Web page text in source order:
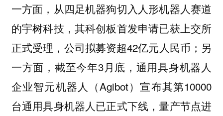
一方面，从四足机器狗切入人形机器人赛道
的宇树科技，其科创板首发申请已获上交所
正式受理，公司拟募资超42亿元人民币；另
一方面，截至今年3月底，通用具身机器人
企业智元机器人（Agibot）宣布其第10000
台通用具身机器人已正式下线，量产节点进